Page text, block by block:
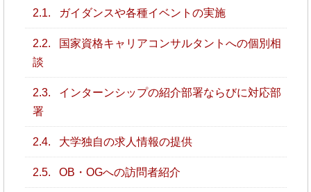
2.1. ガイダンスや各種イベントの実施
2.2.
国家資格キャリアコンサルタントへの個別相
談
2.3.
インターンシップの紹介部署ならびに対応部
署
2.4. 大学独自の求人情報の提供
2.5. OB・OGへの訪問者紹介